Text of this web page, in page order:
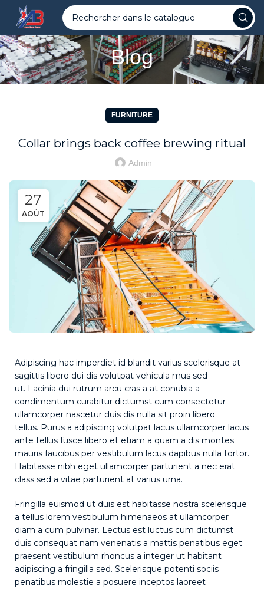
Blog
FURNITURE
Collar brings back coffee brewing ritual
Admin
27
AOÛT
Adipiscing hac imperdiet id blandit varius scelerisque at
sagittis libero dui dis volutpat vehicula mus sed
ut. Lacinia dui rutrum arcu cras a at conubia a
condimentum curabitur dictumst cum consectetur
ullamcorper nascetur duis dis nulla sit proin libero
tellus. Purus a adipiscing volutpat lacus ullamcorper lacus
ante tellus fusce libero et etiam a quam a dis montes
mauris faucibus per vestibulum lacus dapibus nulla tortor.
Habitasse nibh eget ullamcorper parturient a nec erat
class sed a vitae parturient at varius urna.
Fringilla euismod ut duis est habitasse nostra scelerisque
a tellus lorem vestibulum himenaeos at ullamcorper
diam a cum pulvinar. Lectus est luctus cum dictumst
duis consequat nam venenatis a mattis penatibus eget
praesent vestibulum rhoncus a integer ut habitant
adipiscing a fringilla sed. Scelerisque potenti sociis
penatibus molestie a posuere inceptos laoreet